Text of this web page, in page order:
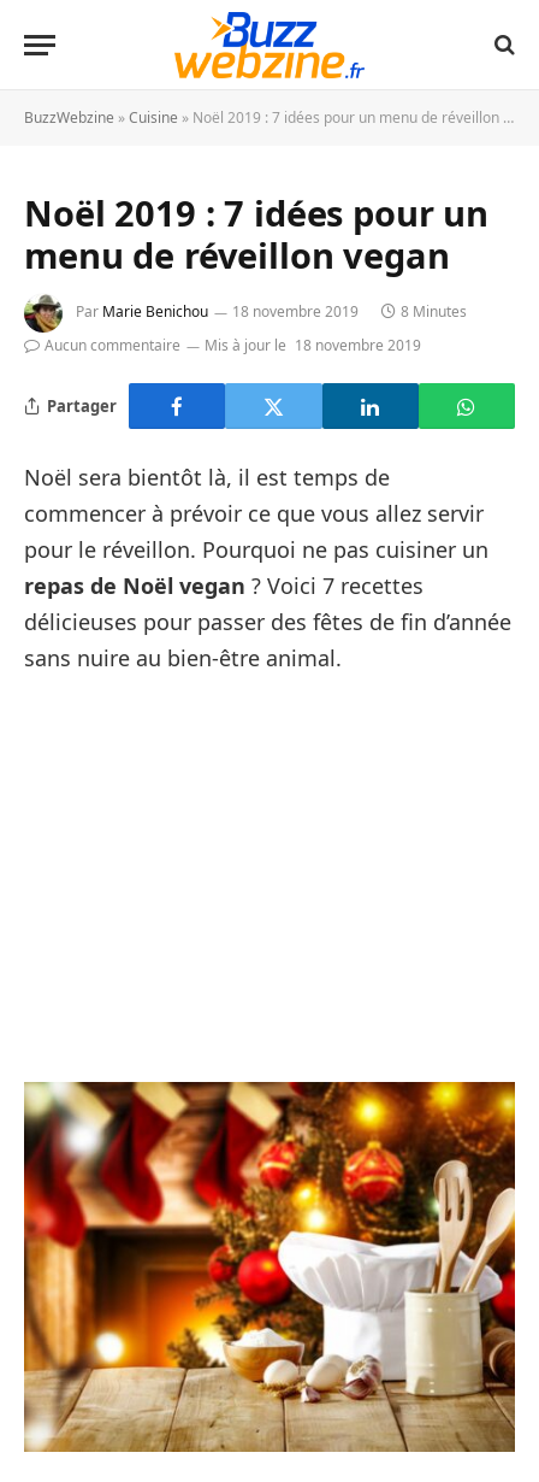
BuzzWebzine »Cuisine » Noël 2019 : 7 idées pour un menu de réveillon vegan
Noël 2019 : 7 idées pour un
menu de réveillon vegan
Par Marie Benichou 18 novembre 2019
8 Minutes
Aucun commentaire
Mis à jour le 18 novembre 2019
Partager
Noël sera bientôt là, il est temps de
commencer à prévoir ce que vous allez servir
pour le réveillon. Pourquoi ne pas cuisiner un
repas de Noël vegan ? Voici 7 recettes
délicieuses pour passer des fêtes de fin d’année
sans nuire au bien-être animal.